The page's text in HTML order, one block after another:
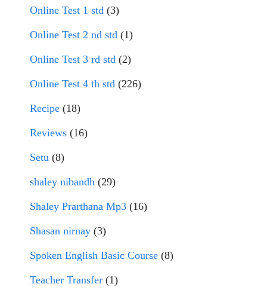
Online Test 1 std (3)
Online Test 2 nd std (1)
Online Test 3 rd std (2)
Online Test 4 th std (226)
Recipe (18)
Reviews (16)
Setu (8)
shaley nibandh (29)
Shaley Prarthana Mp3 (16)
Shasan nirnay (3)
Spoken English Basic Course (8)
Teacher Transfer (1)